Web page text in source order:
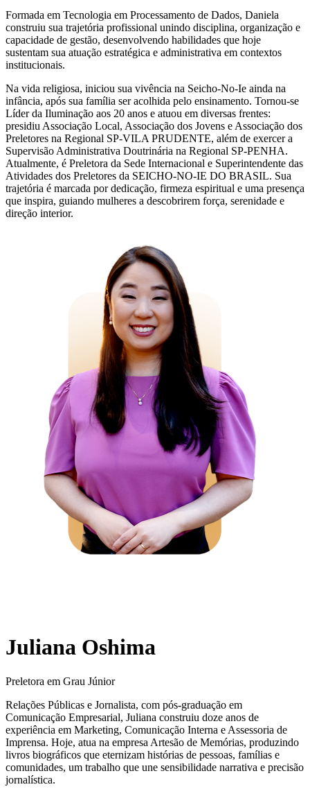
Formada em Tecnologia em Processamento de Dados, Daniela
construiu sua trajetória profissional unindo disciplina, organização e
capacidade de gestão, desenvolvendo habilidades que hoje
sustentam sua atuação estratégica e administrativa em contextos
institucionais.
Na vida religiosa, iniciou sua vivência na Seicho-No-Ie ainda na
infância, após sua família ser acolhida pelo ensinamento. Tornou-se
Líder da Iluminação aos 20 anos e atuou em diversas frentes:
presidiu Associação Local, Associação dos Jovens e Associação dos
Preletores na Regional SP-VILA PRUDENTE, além de exercer a
Supervisão Administrativa Doutrinária na Regional SP-PENHA.
Atualmente, é Preletora da Sede Internacional e Superintendente das
Atividades dos Preletores da SEICHO-NO-IE DO BRASIL. Sua
trajetória é marcada por dedicação, firmeza espiritual e uma presença
que inspira, guiando mulheres a descobrirem força, serenidade e
direção interior.
Juliana Oshima
Preletora em Grau Júnior
Relações Públicas e Jornalista, com pós-graduação em
Comunicação Empresarial, Juliana construiu doze anos de
experiência em Marketing, Comunicação Interna e Assessoria de
Imprensa. Hoje, atua na empresa Artesão de Memórias, produzindo
livros biográficos que eternizam histórias de pessoas, famílias e
comunidades, um trabalho que une sensibilidade narrativa e precisão
jornalística.